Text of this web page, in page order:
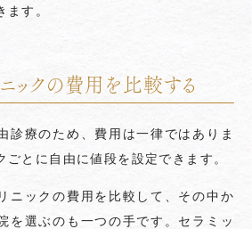
す。
ックの費用を比較する
診療のため、費用は一律ではありま
とに自由に値段を設定できます。
ニックの費用を比較して、その中か
を選ぶのも一つの手です。セラミッ